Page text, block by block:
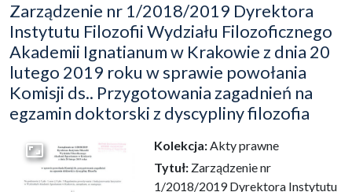
Zarządzenie nr 1/2018/2019 Dyrektora
Instytutu Filozofii Wydziału Filozoficznego
Akademii Ignatianum w Krakowie z dnia 20
lutego 2019 roku w sprawie powołania
Komisji ds.. Przygotowania zagadnień na
egzamin doktorski z dyscypliny filozofia
Przejdź do zbioru
Kolekcja:Akty prawne
Tytuł: Zarządzenie nr
1/2018/2019 Dyrektora Instytutu